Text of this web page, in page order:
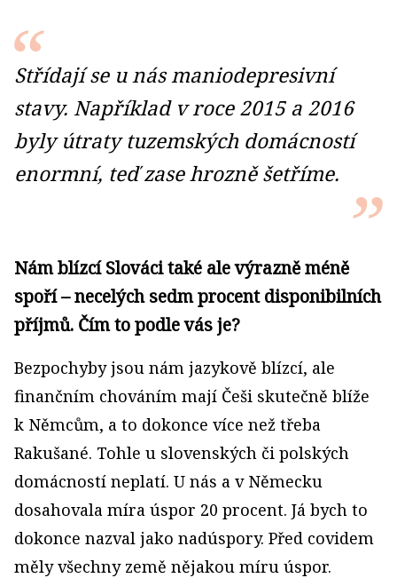
Střídají se u nás maniodepresivní
stavy. Například v roce 2015 a 2016
byly útraty tuzemských domácností
enormní, teď zase hrozně šetříme.
Nám blízcí Slováci také ale výrazně méně
spoří – necelých sedm procent disponibilních
příjmů. Čím to podle vás je?
Bezpochyby jsou nám jazykově blízcí, ale
finančním chováním mají Češi skutečně blíže
k Němcům, a to dokonce více než třeba
Rakušané. Tohle u slovenských či polských
domácností neplatí. U nás a v Německu
dosahovala míra úspor 20 procent. Já bych to
dokonce nazval jako nadúspory. Před covidem
měly všechny země nějakou míru úspor.